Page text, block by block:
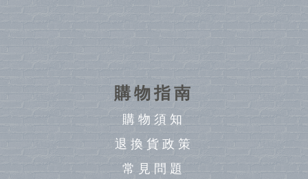
購物指南
購物須知
退換貨政策
常見問題